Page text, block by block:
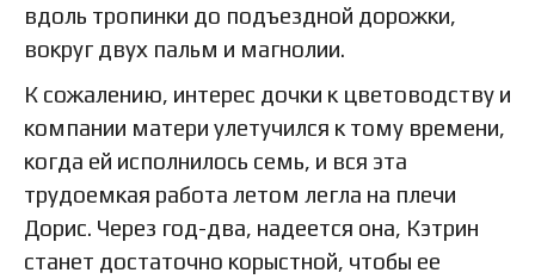
вдоль тропинки до подъездной дорожки,
вокруг двух пальм и магнолии.
К сожалению, интерес дочки к цветоводству и
компании матери улетучился к тому времени,
когда ей исполнилось семь, и вся эта
трудоемкая работа летом легла на плечи
Дорис. Через год-два, надеется она, Кэтрин
станет достаточно корыстной, чтобы ее